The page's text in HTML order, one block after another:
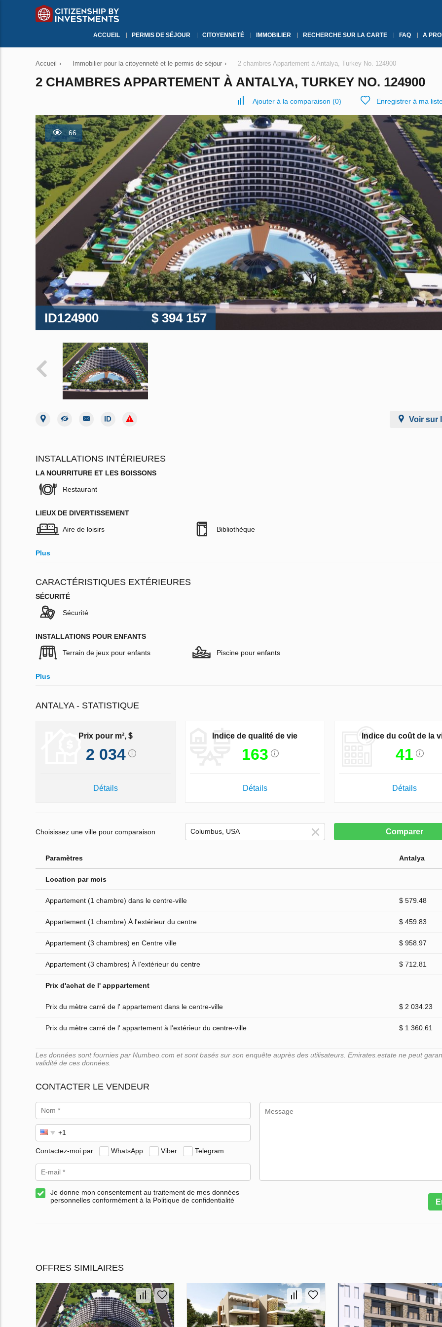
ACCUEIL PERMIS DE SÉJOUR CITOYENNETÉ IMMOBILIER RECHERCHE SUR LA CARTE FAQ A
Accueil › Immobilier pour la citoyenneté et le permis de séjour › 2 chambres Appartement à Antalya, Turkey No. 124900
2 CHAMBRES APPARTEMENT À ANTALYA, TURKEY NO. 124900
Ajouter à la comparaison (0) Enregistrer à ma
66
ID124900 $ 394 157
Voir sur
INSTALLATIONS INTÉRIEURES
LA NOURRITURE ET LES BOISSONS
Restaurant
LIEUX DE DIVERTISSEMENT
Aire de loisirs Bibliothèque
Plus
CARACTÉRISTIQUES EXTÉRIEURES
SÉCURITÉ
Sécurité
INSTALLATIONS POUR ENFANTS
Terrain de jeux pour enfants Piscine pour enfants
Plus
ANTALYA - STATISTIQUE
Prix pour m², $
2 034
Détails
Indice de qualité de vie
163
Détails
Indice du coût de la
41
Détails
Choisissez une ville pour comparaison Comparer
Paramètres Antalya
Location par mois
Appartement (1 chambre) dans le centre-ville $ 579.48
Appartement (1 chambre) À l'extérieur du centre $ 459.83
Appartement (3 chambres) en Centre ville $ 958.97
Appartement (3 chambres) À l'extérieur du centre $ 712.81
Prix d'achat de l' apppartement
Prix du mètre carré de l' appartement dans le centre-ville $ 2 034.23
Prix du mètre carré de l' appartement à l'extérieur du centre-ville $ 1 360.61
Les données sont fournies par Numbeo.com et sont basés sur son enquête auprès des utilisateurs. Emirates.estate ne peut
validité de ces données.
CONTACTER LE VENDEUR
Contactez-moi par WhatsApp Viber Telegram
Je donne mon consentement au traitement de mes données
personnelles conformément à la Politique de confidentialité
OFFRES SIMILAIRES